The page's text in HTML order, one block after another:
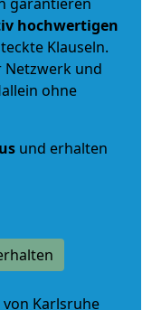
hochwertigen
Klauseln.
Netzwerk und
ohne
und erhalten